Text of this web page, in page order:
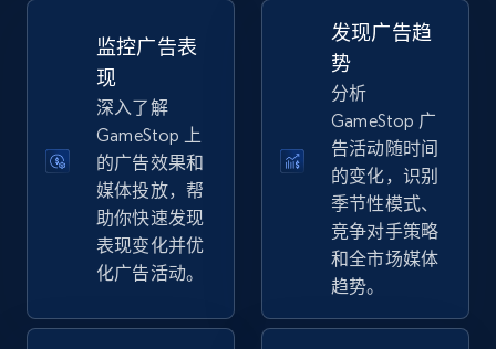
price, Final price, Discount percent, and more.
5.4K+ 立即开始
Amazon sellers info
Seller id, URL, Seller name, Description, Detailed
info, Stars, Feedbacks, Return policy, and more.
立即开始
监控广告表
现
深入了解
GameStop 上
的广告效果和
媒体投放，帮
助你快速发现
表现变化并优
化广告活动。
发现广告趋
势
分析
GameStop 广
告活动随时间
的变化，识别
季节性模式、
竞争对手策略
和全市场媒体
趋势。